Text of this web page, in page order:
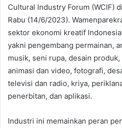
Cultural Industry Forum (WCIF)
Rabu (14/6/2023).
sektor ekonomi kreatif
yakni pengembang permainan,
musik, seni rupa, desain
animasi dan video, fotografi,
televisi dan radio, kriya,
penerbitan, dan aplikasi.
Industri ini memainkan peran